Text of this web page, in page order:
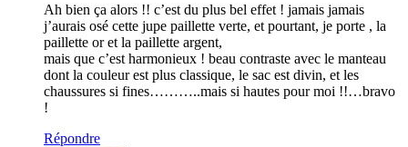
Ah bien ça alors !! c’est du plus bel effet ! jamais jamais
j’aurais osé cette jupe paillette verte, et pourtant, je porte , la
paillette or et la paillette argent,
mais que c’est harmonieux ! beau contraste avec le manteau
dont la couleur est plus classique, le sac est divin, et les
chaussures si fines………..mais si hautes pour moi !!…bravo
!
Répondre